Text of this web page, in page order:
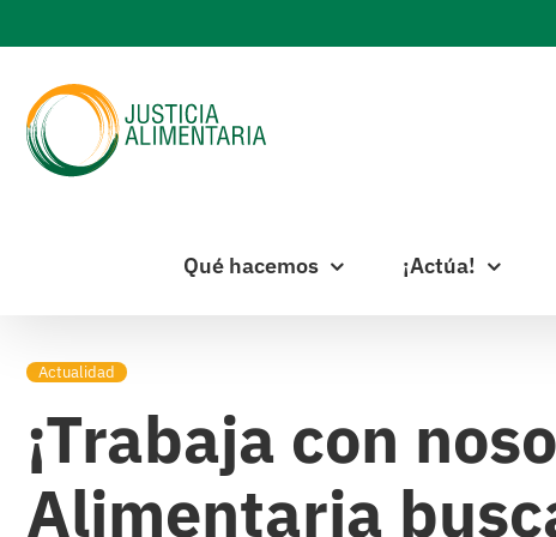
to
content
Qué hacemos ¡Actúa!
Actualidad
¡Trabaja con
Alimentaria